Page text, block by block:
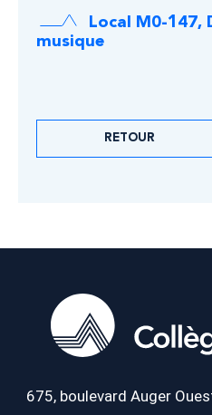
Local M0-147,
musique
RETOUR
675, boulevard Auger